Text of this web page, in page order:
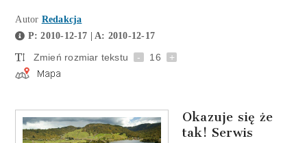
Autor Redakcja
P: 2010-12-17 | A: 2010-12-17
Zmień rozmiar tekstu - 16 +
Okazuje się że
tak! Serwis